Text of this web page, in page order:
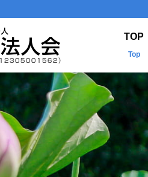
ン
TOP
Top